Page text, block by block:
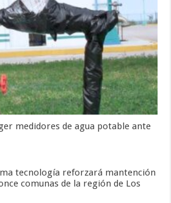
medidores de agua potable ante
tecnología reforzará mantención
comunas de la región de Los